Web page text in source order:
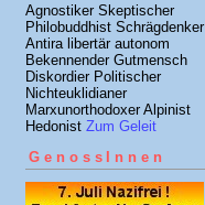
Agnostiker Skeptischer
Philobuddhist Schrägdenker
Antira libertär autonom
Bekennender Gutmensch
Diskordier Politischer
Nichteuklidianer
Marxunorthodoxer Alpinist
Hedonist Zum Geleit
GenossInnen